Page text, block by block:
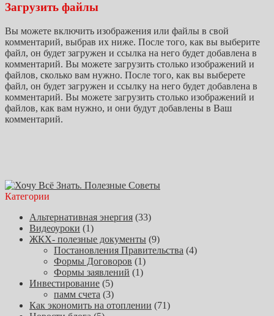
Загрузить файлы
Вы можете включить изображения или файлы в свой
комментарий, выбрав их ниже. После того, как вы выберите
файл, он будет загружен и ссылка на него будет добавлена в
комментарий. Вы можете загрузить столько изображений и
файлов, сколько вам нужно. После того, как вы выберете
файл, он будет загружен и ссылку на него будет добавлена в
комментарий. Вы можете загрузить столько изображений и
файлов, как вам нужно, и они будут добавлены в Ваш
комментарий.
Категории
Альтернативная энергия (33)
Видеоуроки (1)
ЖКХ- полезные документы (9)
Постановления Правительства (4)
Формы Договоров (1)
Формы заявлений (1)
Инвестирование (5)
памм счета (3)
Как экономить на отоплении (71)